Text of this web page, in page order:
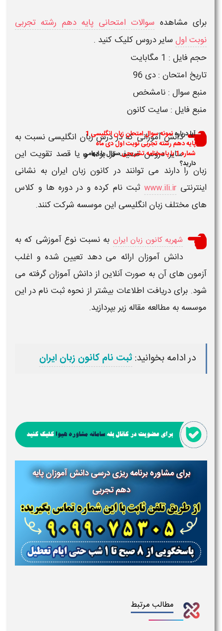
برای مشاهده سوالات امتحانی پایه دهم رشته تجربی
نوبت اول سایر دروس کلیک کنید .
حجم فایل : 1 مگابایت
تاریخ امتحان : دی 96
منبع سوال : نامشخص
منبع فایل : سایت کانون
آیا درباره
نمونه سوال امتحان زبان انگلیسی 1
پایه دهم رشته تجربی نوبت اول دی ماه
شماره 1 با پاسخنامه تشریحی
سوال یا ابهامی
دارید؟
دانش آموزانی که در درس زبان انگلیسی نسبت به
سایر دروس ضعیف تر بوده و یا قصد تقویت این
زبان را دارند می توانند در کانون زبان ایران به نشانی
اینترنتی www.ili.ir ثبت نام کرده و در دوره ها و کلاس
های مختلف زبان انگلیسی این موسسه شرکت کنند.
شهریه کانون زبان ایران به نسبت نوع آموزشی که به
دانش آموزان ارائه می دهد تعیین شده و اغلب
آزمون های آن به صورت آنلاین از دانش آموزان گرفته می
شود. برای دریافت اطلاعات بیشتر از نحوه ثبت نام در این
موسسه به مطالعه مقاله زیر بپردازید.
در ادامه بخوانید:ثبت نام کانون زبان ایران
برای مشاوره برنامه ریزی درسی دانش آموزان پایه
دهم تجربی
مطالب مرتبط